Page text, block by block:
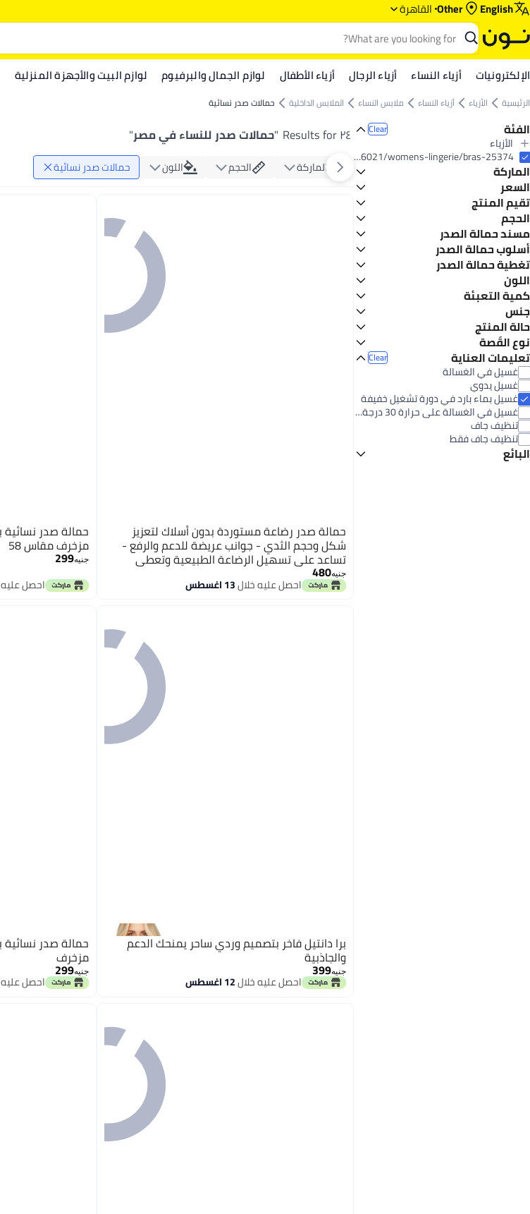
English
Other القاهرة
الإلكترونيات أزياء النساء أزياء الرجال أزياء الأطفال لوازم الجمال والبرفيوم لوازم البيت والأجهزة المنزلية
الرئيسية الأزياء أزياء النساء ملابس النساء الملابس الداخلية حمالات صدر نسائية
الفئة Clear
الأزياء
All الأزياء
أزياء النساء
All أزياء النساء
ملابس النساء
All ملابس النساء
الملابس الداخلية
All الملابس الداخلية
حمالات صدر نسائية
fashion/women-31229/clothing-16021/womens-lingerie/bras-25374
الماركة
Generic
السعر
GO تقيم المنتج
0 Star or more
1.1
5
الحجم
3XL
XL
مسند حمالة الصدر
تأثير الارتفاع
تأثير متوسط
أسلوب حمالة الصدر
صدرية
حمالة
تغطية حمالة الصدر
كامل
متوسط
اللون
وردي
متعدد الألوان
رمادي
أسود
See All
كمية التعبئة
فردي
جنس
نساء
حالة المنتج
جديد
نوع القَصة
مريحة
تعليمات العناية Clear
غسيل في الغسالة
غسيل يدوي
غسيل بماء بارد في دورة تشغيل خفيفة
غسيل في الغسالة على حرارة 30 درجة مئوية. بدون تبييض
تنظيف جاف
تنظيف جاف فقط
البائع
سوبك للتوريدات العمومية
٢٤ Results for "حمالات صدر للنساء في مصر"
الماركة
الحجم اللون حمالات صدر نسائية
حمالة صدر رضاعة مستوردة بدون أسلاك لتعزيز
شكل وحجم الثدي - جوانب عريضة للدعم والرفع -
تساعد على تسهيل الرضاعة الطبيعية وتعطي
مظهرًا جذابًا
جنيه480
احصل عليه خلال13 اغسطس
حمالة صدر نسائية
مزخرف مقاس 58
جنيه299
احصل
برا دانتيل فاخر بتصميم وردي ساحر يمنحك الدعم
والجاذبية
جنيه399
احصل عليه خلال12 اغسطس
حمالة صدر نسائية
مزخرف
جنيه299
احصل